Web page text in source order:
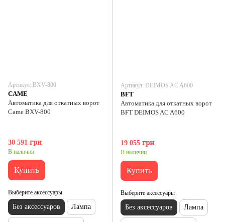
Артикул: BXV-800
CAME
Автоматика для откатных ворот
Came BXV-800
30 591 грн
В наличии
Купить
Выберите аксессуары
Без аксессуаров Лампа
Артикул: DEIMOS AC A600
BFT
Автоматика для откатных ворот
BFT DEIMOS AC A600
19 055 грн
В наличии
Купить
Выберите аксессуары
Без аксессуаров Лампа